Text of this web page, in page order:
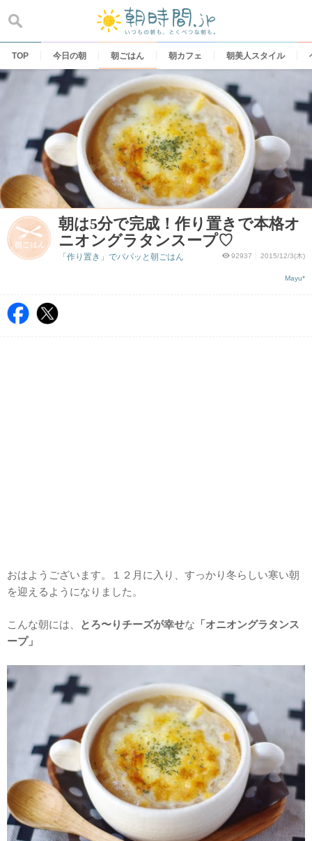
content
TOP 今日の朝 朝ごはん 朝カフェ 朝美人スタイル
朝は5分で完成！作り置きで本格オ
ニオングラタンスープ♡
92937 2015/12/3(木)
Mayu*
「作り置き」でパパッと朝ごはん
おはようございます。１２月に入り、すっかり冬らしい寒い朝
を迎えるようになりました。
こんな朝には、 とろ〜りチーズが幸せな 「オニオングラタンス
ープ」